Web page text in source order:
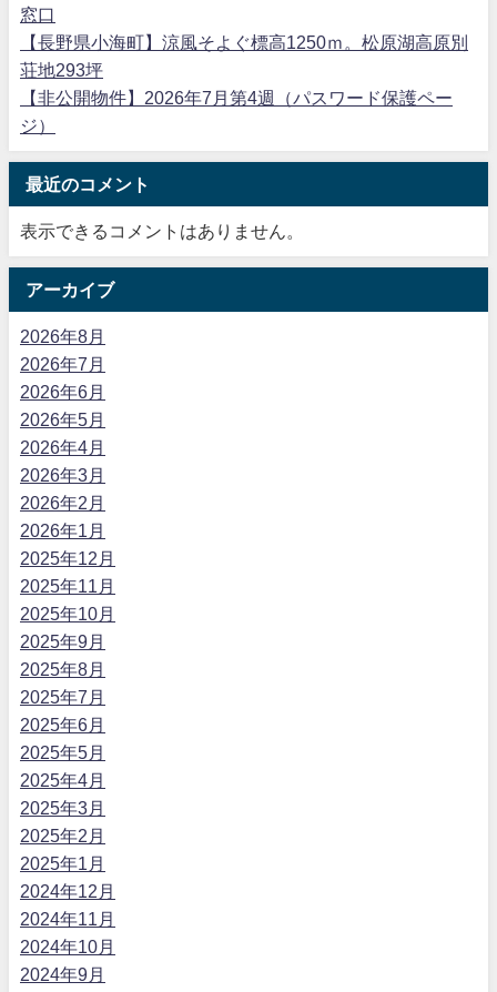
窓口
【長野県小海町】涼風そよぐ標高1250ｍ。松原湖高原別
荘地293坪
【非公開物件】2026年7月第4週（パスワード保護ペー
ジ）
最近のコメント
表示できるコメントはありません。
アーカイブ
2026年8月
2026年7月
2026年6月
2026年5月
2026年4月
2026年3月
2026年2月
2026年1月
2025年12月
2025年11月
2025年10月
2025年9月
2025年8月
2025年7月
2025年6月
2025年5月
2025年4月
2025年3月
2025年2月
2025年1月
2024年12月
2024年11月
2024年10月
2024年9月